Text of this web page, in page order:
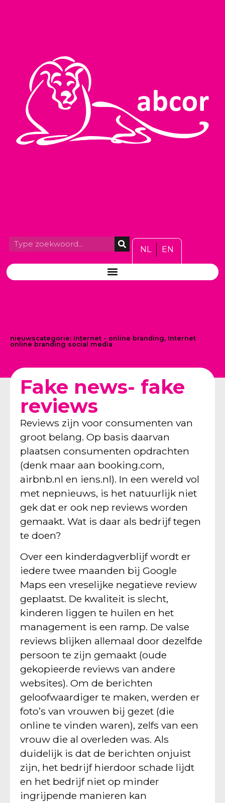
NL EN
nieuwscategorie: Internet - online branding, Internet
online branding social media
Fake news- fake
reviews
Reviews zijn voor consumenten van
groot belang. Op basis daarvan
plaatsen consumenten opdrachten
(denk maar aan booking.com,
airbnb.nl en iens.nl). In een wereld vol
met nepnieuws, is het natuurlijk niet
gek dat er ook nep reviews worden
gemaakt. Wat is daar als bedrijf tegen
te doen?
Over een kinderdagverblijf wordt er
iedere twee maanden bij Google
Maps een vreselijke negatieve review
geplaatst. De kwaliteit is slecht,
kinderen liggen te huilen en het
management is een ramp. De valse
reviews blijken allemaal door dezelfde
persoon te zijn gemaakt (oude
gekopieerde reviews van andere
websites). Om de berichten
geloofwaardiger te maken, werden er
foto’s van vrouwen bij gezet (die
online te vinden waren), zelfs van een
vrouw die al overleden was. Als
duidelijk is dat de berichten onjuist
zijn, het bedrijf hierdoor schade lijdt
en het bedrijf niet op minder
ingrijpende manieren kan